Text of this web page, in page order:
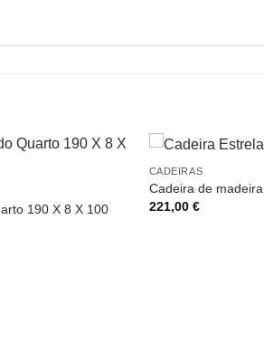
190 X 8 X 100
CADEIRAS
Cadeira de
221,00 €